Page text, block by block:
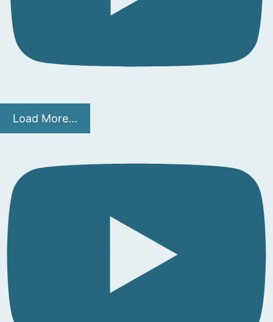
Load More...